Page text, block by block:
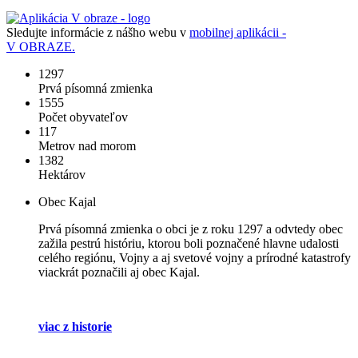
Sledujte informácie z nášho webu v mobilnej aplikácii -
V OBRAZE.
1297
Prvá písomná zmienka
1555
Počet obyvateľov
117
Metrov nad morom
1382
Hektárov
Obec Kajal
Prvá písomná zmienka o obci je z roku 1297 a odvtedy obec
zažila pestrú históriu, ktorou boli poznačené hlavne udalosti
celého regiónu, Vojny a aj svetové vojny a prírodné katastrofy
viackrát poznačili aj obec Kajal.
viac z historie